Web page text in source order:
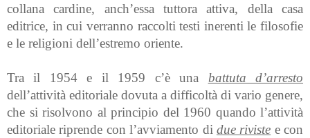
collana cardine, anch’essa tuttora attiva, della casa
editrice, in cui verranno raccolti testi inerenti le filosofie
e le religioni dell’estremo oriente.
Tra il 1954 e il 1959 c’è una battuta d’arresto
dell’attività editoriale dovuta a difficoltà di vario genere,
che si risolvono al principio del 1960 quando l’attività
editoriale riprende con l’avviamento di due riviste e con